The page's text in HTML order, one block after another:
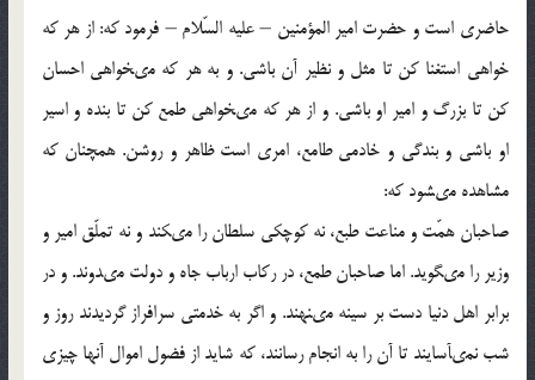
حاضرى است و حضرت امير المؤمنين – عليه السّلام – فرمود كه: از هر كه
خواهى استغنا كن تا مثل و نظير آن باشى. و به هر كه مى‏خواهى احسان
كن تا بزرگ و امير او باشى. و از هر كه مى‏خواهى طمع كن تا بنده و اسير
او باشى و بندگى و خادمى طامع، امرى است ظاهر و روشن. همچنان كه
مشاهده مى‏شود كه:
صاحبان همّت و مناعت طبع، نه كوچكى سلطان را مى‏كند و نه تملّق امير و
وزير را مى‏گويد. اما صاحبان طمع، در ركاب ارباب جاه و دولت مى‏دوند. و در
برابر اهل دنيا دست بر سينه مى‏نهند. و اگر به خدمتى سرافراز گرديدند روز و
شب نمى‏آسايند تا آن را به انجام رسانند، كه شايد از فضول اموال آنها چيزى